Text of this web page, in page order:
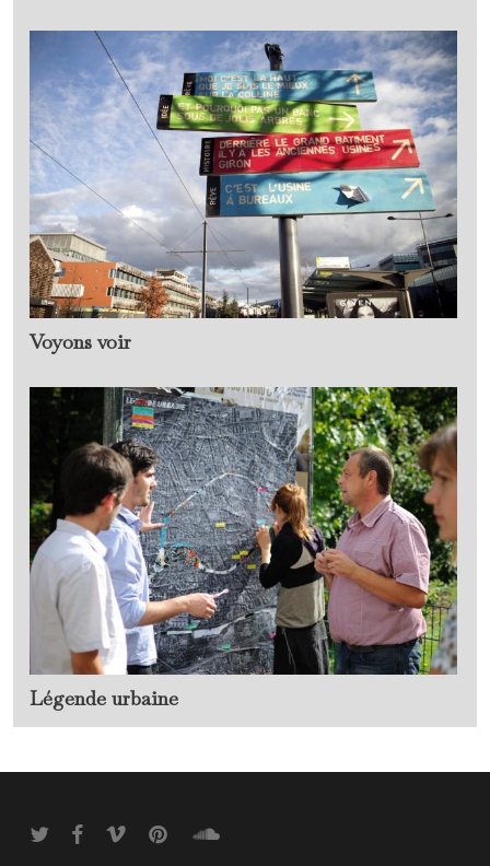
Voyons voir
Légende urbaine
twitter facebook
vimeo pinterestsoundcloud